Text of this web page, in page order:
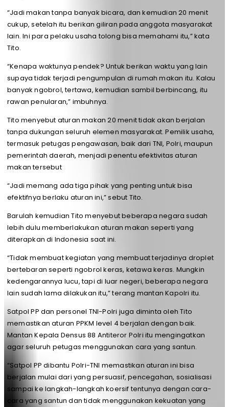
“Jadi makan tanpa banyak bicara, dan kemudian 20 menit
cukup, setelah itu berikan giliran pada anggota masyarakat
lain. Ini para pelaku usaha tolong bisa memahami itu,” kata
Tito.
“Kenapa waktunya pendek? Untuk berikan waktu yang lain
supaya tidak terjadi pengumpulan di rumah makan itu. Kalau
banyak ngobrol, tertawa, kemudian sambil berbincang, itu
rawan penularan,” imbuhnya.
Tito menyebut aturan makan 20 menit tidak akan berjalan
tanpa dukungan seluruh elemen masyarakat. Pemilik usaha,
termasuk petugas pengawasan, baik dari TNI, Polri, maupun
pemerintah daerah, menjadi penentu efektivitas aturan
makan tersebut
“Jadi memang ada tiga pihak yang penting untuk bisa
efektifnya berlaku aturan ini,” sebut Tito.
Barulah kemudian Tito menyebut beberapa negara sudah
lebih dulu memberlakukan aturan makan seperti yang
diterapkan di Indonesia saat ini.
“Tidak membuat kegiatan yang membuat terjadinya droplet
bertebaran seperti ngobrol keras, ketawa keras. Mungkin
kedengarannya lucu, tapi di luar negeri, beberapa negara
lain sudah lama dilakukan itu,” terang mantan Kapolri itu.
Satpol PP dan personel TNI-Polri juga diminta oleh Tito
memastikan aturan PPKM level 4 berjalan dengan baik.
Mantan Kepala Densus 88 Antiteror Polri itu mengingatkan
agar seluruh petugas menggunakan cara yang santun.
“Satpol PP dibantu Polri-TNI memastikan aturan ini bisa
berjalan mulai dari yang persuasif, pencegahan, sosialisasi
sampai ke langkah-langkah koersif tentunya dengan cara-
cara yang santun dan tidak menggunakan kekuatan yang